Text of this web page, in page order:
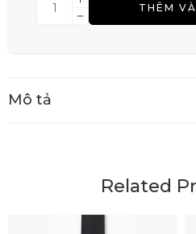
THÊM
Mô tả
Related